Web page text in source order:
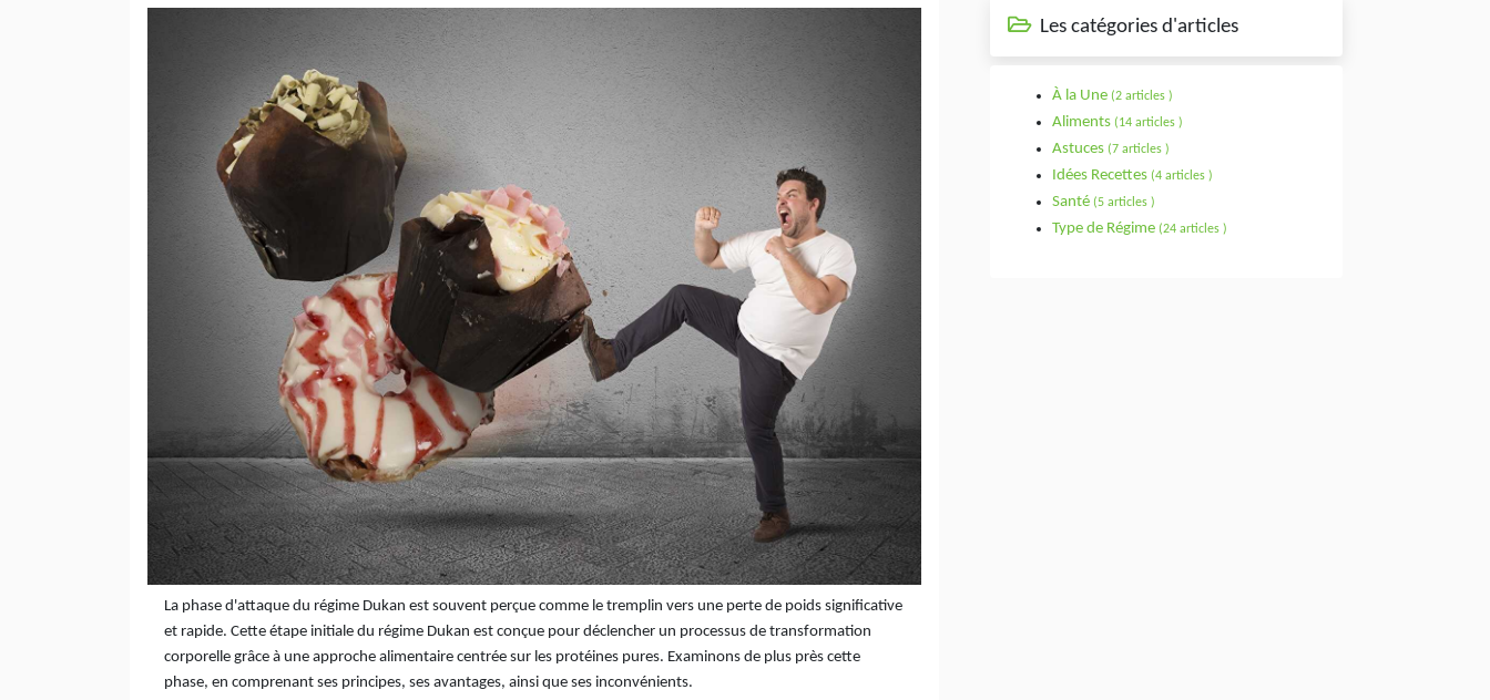
La phase d'attaque du régime Dukan est souvent perçue comme le tremplin vers une perte de poids significative
et rapide. Cette étape initiale du régime Dukan est conçue pour déclencher un processus de transformation
corporelle grâce à une approche alimentaire centrée sur les protéines pures. Examinons de plus près cette
phase, en comprenant ses principes, ses avantages, ainsi que ses inconvénients.
Les catégories d'articles
À la Une (2 articles )
Aliments (14 articles )
Astuces (7 articles )
Idées Recettes (4 articles )
Santé (5 articles )
Type de Régime (24 articles )